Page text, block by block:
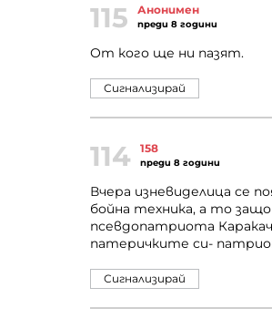
115 Анонимен
преди 8 години
От кого ще ни пазят.
Сигнализирай
114 158
преди 8 години
Вчера изневиделица се
бойна техника, а то
псевдопатриота
патеричките си-
Сигнализирай